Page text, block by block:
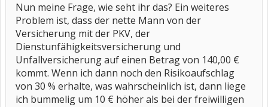
Nun meine Frage, wie seht ihr das? Ein weiteres
Problem ist, dass der nette Mann von der
Versicherung mit der PKV, der
Dienstunfähigkeitsversicherung und
Unfallversicherung auf einen Betrag von 140,00 €
kommt. Wenn ich dann noch den Risikoaufschlag
von 30 % erhalte, was wahrscheinlich ist, dann liege
ich bummelig um 10 € höher als bei der freiwilligen